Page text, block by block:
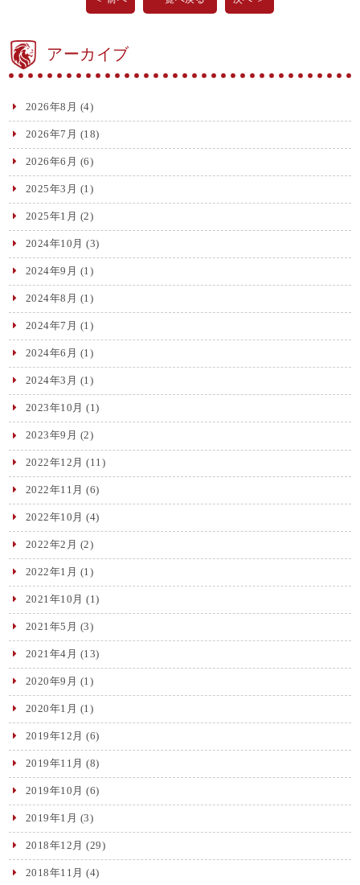
アーカイブ
2026年8月 (4)
2026年7月 (18)
2026年6月 (6)
2025年3月 (1)
2025年1月 (2)
2024年10月 (3)
2024年9月 (1)
2024年8月 (1)
2024年7月 (1)
2024年6月 (1)
2024年3月 (1)
2023年10月 (1)
2023年9月 (2)
2022年12月 (11)
2022年11月 (6)
2022年10月 (4)
2022年2月 (2)
2022年1月 (1)
2021年10月 (1)
2021年5月 (3)
2021年4月 (13)
2020年9月 (1)
2020年1月 (1)
2019年12月 (6)
2019年11月 (8)
2019年10月 (6)
2019年1月 (3)
2018年12月 (29)
2018年11月 (4)